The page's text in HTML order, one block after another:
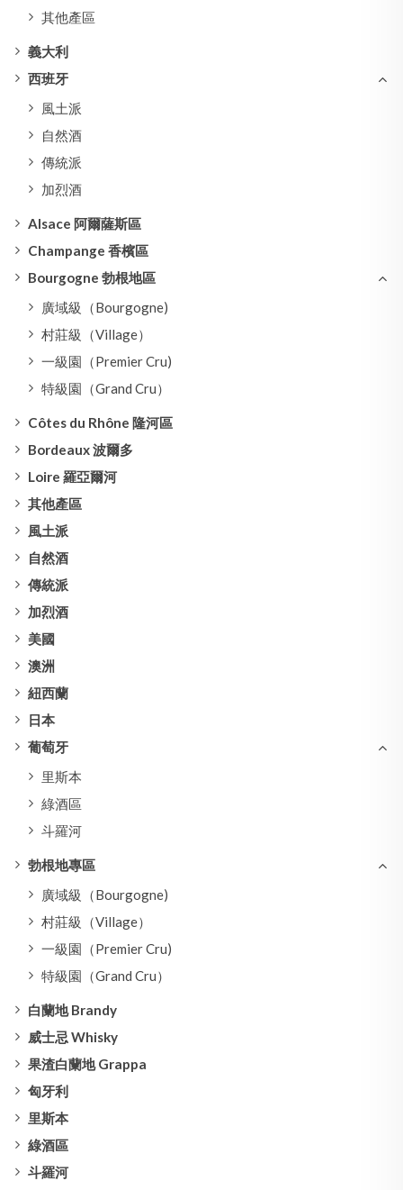
其他產區
義大利
西班牙
風土派
自然酒
傳統派
加烈酒
Alsace 阿爾薩斯區
Champange 香檳區
Bourgogne 勃根地區
廣域級（Bourgogne)
村莊級（Village）
一級園（Premier Cru)
特級園（Grand Cru）
Côtes du Rhône 隆河區
Bordeaux 波爾多
Loire 羅亞爾河
其他產區
風土派
自然酒
傳統派
加烈酒
美國
澳洲
紐西蘭
日本
葡萄牙
里斯本
綠酒區
斗羅河
勃根地專區
廣域級（Bourgogne)
村莊級（Village）
一級園（Premier Cru)
特級園（Grand Cru）
白蘭地 Brandy
威士忌 Whisky
果渣白蘭地 Grappa
匈牙利
里斯本
綠酒區
斗羅河